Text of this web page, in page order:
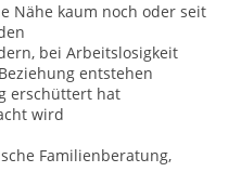
Nähe kaum noch oder seit
bei Arbeitslosigkeit
entstehen
erschüttert hat
wird
Familienberatung,